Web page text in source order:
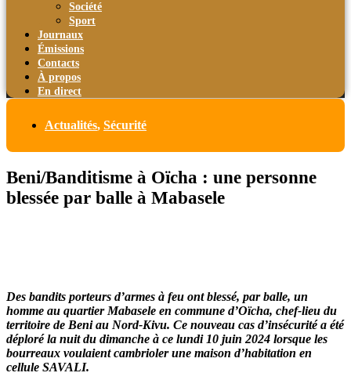
Société
Sport
Journaux
Émissions
Contacts
À propos
En direct
Actualités, Sécurité
Beni/Banditisme à Oïcha : une personne
blessée par balle à Mabasele
Des bandits porteurs d’armes à feu ont blessé, par balle, un
homme au quartier Mabasele en commune d’Oïcha, chef-lieu du
territoire de Beni au Nord-Kivu. Ce nouveau cas d’insécurité a été
déploré la nuit du dimanche à ce lundi 10 juin 2024 lorsque les
bourreaux voulaient cambrioler une maison d’habitation en
cellule SAVALI.